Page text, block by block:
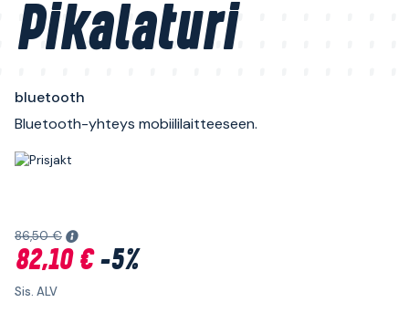
Pikalaturi
bluetooth
Bluetooth-yhteys mobiililaitteeseen.
86,50 €
82,10 €-5%
Sis. ALV